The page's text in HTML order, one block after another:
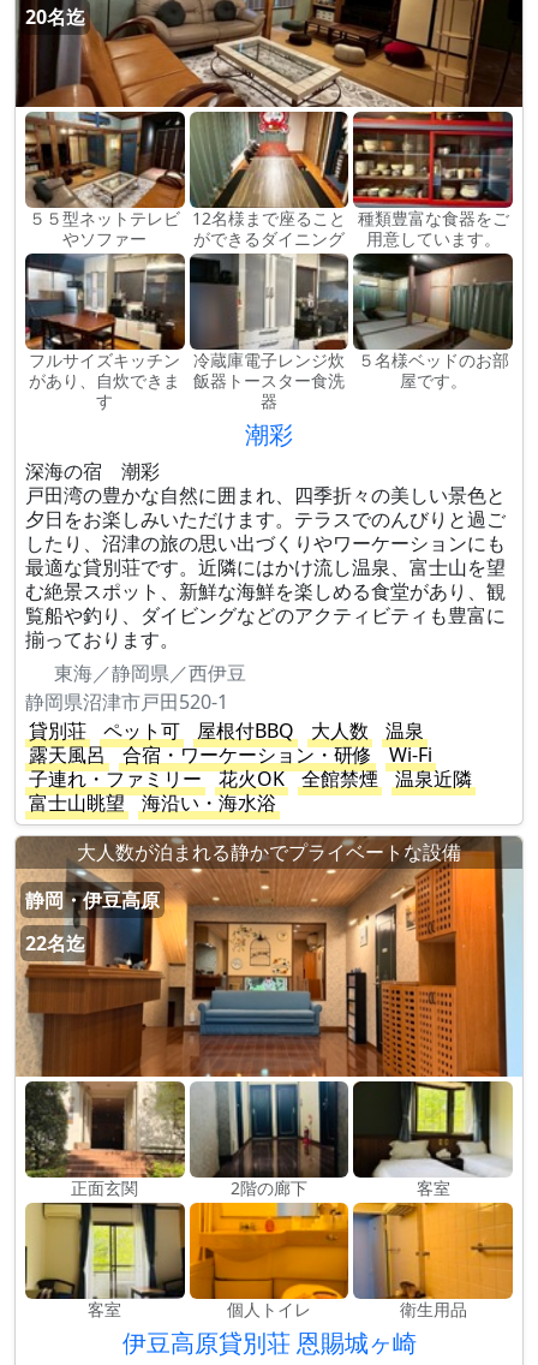
20名迄
５５型ネットテレビ
やソファー
12名様まで座ること
ができるダイニング
種類豊富な食器をご
用意しています。
フルサイズキッチン
があり、自炊できま
す
冷蔵庫電子レンジ炊
飯器トースター食洗
器
５名様ベッドのお部
屋です。
潮彩
深海の宿 潮彩
戸田湾の豊かな自然に囲まれ、四季折々の美しい景色と
夕日をお楽しみいただけます。テラスでのんびりと過ご
したり、沼津の旅の思い出づくりやワーケーションにも
最適な貸別荘です。近隣にはかけ流し温泉、富士山を望
む絶景スポット、新鮮な海鮮を楽しめる食堂があり、観
覧船や釣り、ダイビングなどのアクティビティも豊富に
揃っております。
東海／静岡県／西伊豆
静岡県沼津市戸田520-1
貸別荘
ペット可 屋根付BBQ 大人数
温泉
露天風呂
合宿・ワーケーション・研修
Wi-Fi
子連れ・ファミリー
花火OK 全館禁煙
温泉近隣
富士山眺望
海沿い・海水浴
大人数が泊まれる静かでプライベートな設備
静岡・伊豆高原
22名迄
正面玄関 2階の廊下 客室
客室 個人トイレ 衛生用品
伊豆高原貸別荘 恩賜城ヶ崎